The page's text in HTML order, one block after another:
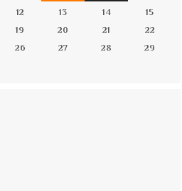
12 13 14
15
19 20 21
22
26 27 28
29